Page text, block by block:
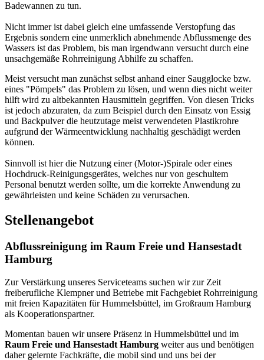
Momentan bauen wir unsere Präsenz in Hummelsbüttel und im
daher gelernte Fachkräfte, die mobil sind und uns bei der
Verrichtung der Aufträge unterstützen. Wir bieten Ihnen gute
Verdienstmöglichkeiten für den Fall, dass Sie selbstständig sind und
bleiben wollen.
Ihr Aufgabengebiet umfasst dabei die Durchführung von uns an Sie
weitergegebener Einsätze beim Kunden. Sie werden auf Wunsch
und entsprechender Anfrage in einem Umkreis bis ca. 50 km von
Hummelsbüttel im Kundendienst eingesetzt. Zusätzlich ist
Bereitschaft im Rohrreinigungs-Notdienst wünschenswert, aber
nicht zwingend erforderlich.
Gewerbeschein
Eigenes Fahrzeug und Führerschein
Deutsche Sprache in Wort und Schrift
Haben wir Ihre Neugierde als Klempner in Hummelsbüttel
+49 (0) 8083 7623 301an oder wenden Sich einfach mit einer Mail
aninfo@rohrreinigung-vorort.de
Wichtige Kundeninformation
Wir weisen nachdrücklich darauf hin, dass wir in Hummelsbüttel
Rohrreinigung Hummelsbüttel als Vermittler offerieren. Wir arbeiten
dabei mit regionalen Unternehmen zusammen, an die wir den
Auftrag des Rohrreinigung-Service dann weiter vermitteln. Im Falle